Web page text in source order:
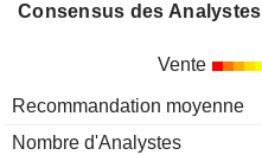
Consensus des Analystes
Vente
Recommandation moyenne
Nombre d'Analystes